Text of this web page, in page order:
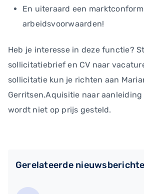
En uiteraard een
arbeidsvoorwaarden!
Heb je interesse in deze functie?
sollicitatiebrief en CV naar
sollicitatie kun je richten aan
Gerritsen.Aquisitie naar
wordt niet op prijs gesteld.
Gerelateerde